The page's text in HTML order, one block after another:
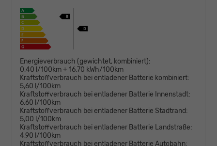
Energieverbrauch (gewichtet, kombiniert):
0,40 l/100km + 16,70 kWh/100km
Kraftstoffverbrauch bei entladener Batterie kombiniert:
5,60 l/100km
Kraftstoffverbrauch bei entladener Batterie Innenstadt:
6,60 l/100km
Kraftstoffverbrauch bei entladener Batterie Stadtrand:
5,00 l/100km
Kraftstoffverbrauch bei entladener Batterie Landstraße:
4,90 l/100km
Kraftstoffverbrauch bei entladener Batterie Autobahn: